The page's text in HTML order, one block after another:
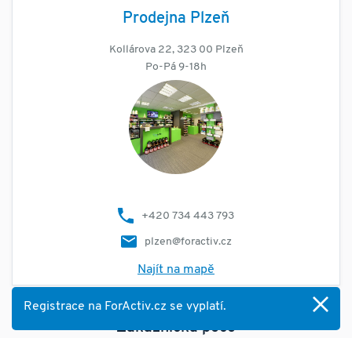
Prodejna Plzeň
Kollárova 22, 323 00 Plzeň
Po-Pá 9-18h
+420 734 443 793
plzen@foractiv.cz
Najít na mapě
Zákaznická péče
Registrace na ForActiv.cz se vyplatí.